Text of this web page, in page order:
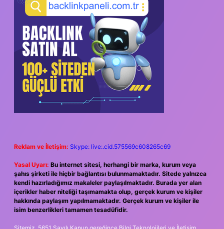
Reklam ve İletişim: Skype: live:.cid.575569c608265c69
Yasal Uyarı: Bu internet sitesi, herhangi bir marka, kurum veya
şahıs şirketi ile hiçbir bağlantısı bulunmamaktadır. Sitede yalnızca
kendi hazırladığımız makaleler paylaşılmaktadır. Burada yer alan
içerikler haber niteliği taşımamakta olup, gerçek kurum ve kişiler
hakkında paylaşım yapılmamaktadır. Gerçek kurum ve kişiler ile
isim benzerlikleri tamamen tesadüfidir.